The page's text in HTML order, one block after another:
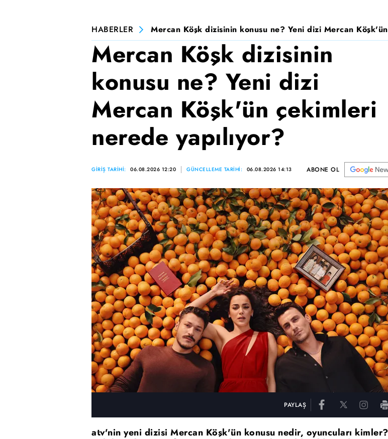
HABERLER Mercan Köşk dizisinin konusu ne? Yeni dizi Mercan
Mercan Köşk dizisinin
konusu ne? Yeni dizi
Mercan Köşk'ün çekimleri
nerede yapılıyor?
GİRİŞ TARİHİ: 06.08.2026 12:20 GÜNCELLEME TARİHİ: 06.08.2026 14:13 ABONE OL
PAYLAŞ
atv'nin yeni dizisi Mercan Köşk'ün konusu nedir, oyuncuları kimler?